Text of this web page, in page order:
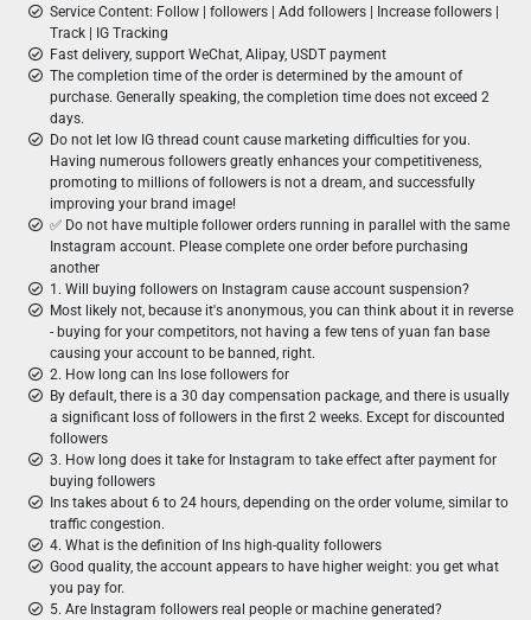
Service Content: Follow | followers | Add followers | Increase followers |
Track | IG Tracking
Fast delivery, support WeChat, Alipay, USDT payment
The completion time of the order is determined by the amount of
purchase. Generally speaking, the completion time does not exceed 2
days.
Do not let low IG thread count cause marketing difficulties for you.
Having numerous followers greatly enhances your competitiveness,
promoting to millions of followers is not a dream, and successfully
improving your brand image!
✅ Do not have multiple follower orders running in parallel with the same
Instagram account. Please complete one order before purchasing
another
1. Will buying followers on Instagram cause account suspension?
Most likely not, because it's anonymous, you can think about it in reverse
- buying for your competitors, not having a few tens of yuan fan base
causing your account to be banned, right.
2. How long can Ins lose followers for
By default, there is a 30 day compensation package, and there is usually
a significant loss of followers in the first 2 weeks. Except for discounted
followers
3. How long does it take for Instagram to take effect after payment for
buying followers
Ins takes about 6 to 24 hours, depending on the order volume, similar to
traffic congestion.
4. What is the definition of Ins high-quality followers
Good quality, the account appears to have higher weight: you get what
you pay for.
5. Are Instagram followers real people or machine generated?